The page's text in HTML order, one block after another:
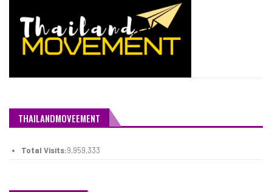
THAILANDMOVEEMENT
Total Visits:9,959,333